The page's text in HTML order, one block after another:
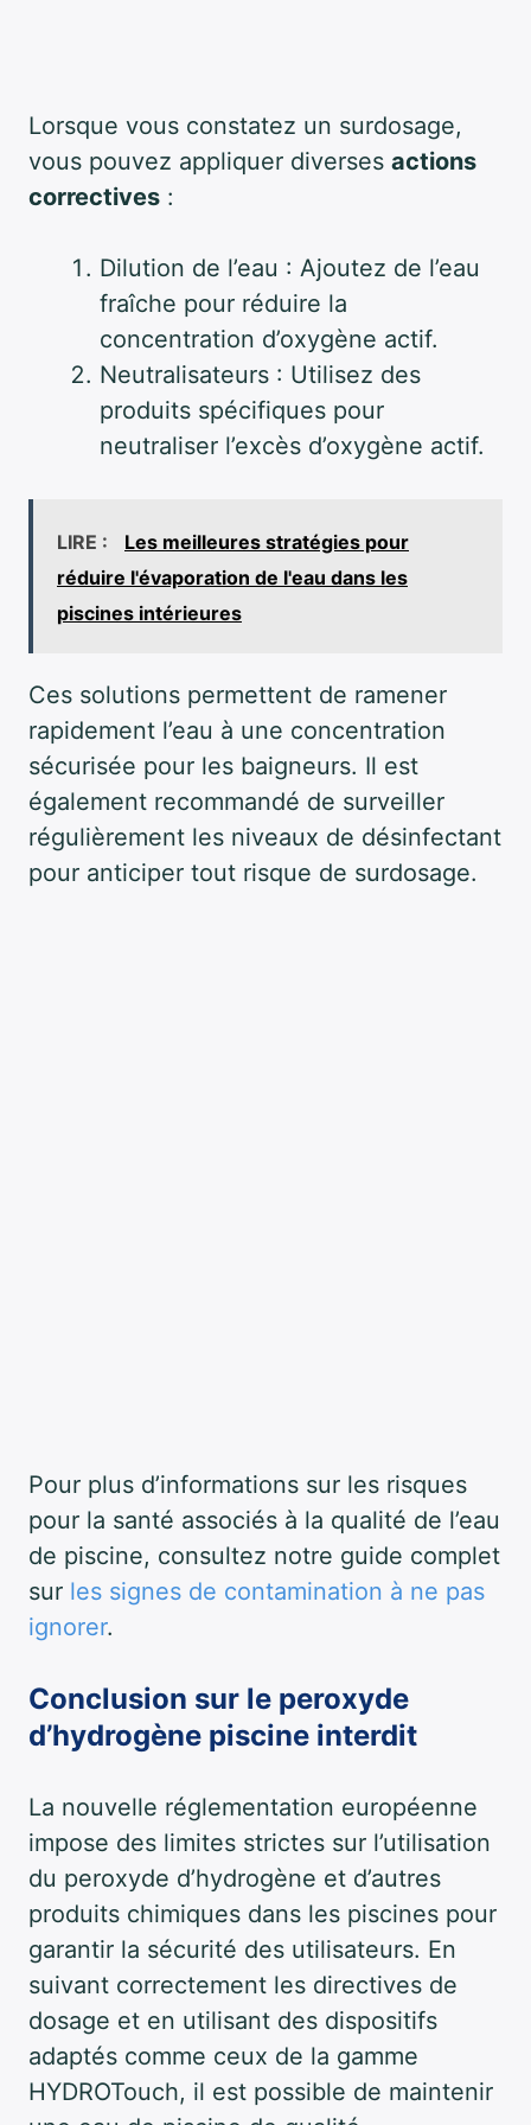
Lorsque vous constatez un surdosage,
vous pouvez appliquer diverses actions
correctives :
Dilution de l’eau : Ajoutez de l’eau
fraîche pour réduire la
concentration d’oxygène actif.
Neutralisateurs : Utilisez des
produits spécifiques pour
neutraliser l’excès d’oxygène actif.
LIRE :
Les meilleures stratégies pour
réduire l'évaporation de l'eau dans les
piscines intérieures
Ces solutions permettent de ramener
rapidement l’eau à une concentration
sécurisée pour les baigneurs. Il est
également recommandé de surveiller
régulièrement les niveaux de désinfectant
pour anticiper tout risque de surdosage.
Pour plus d’informations sur les risques
pour la santé associés à la qualité de l’eau
de piscine, consultez notre guide complet
sur les signes de contamination à ne pas
ignorer.
Conclusion sur le peroxyde
d’hydrogène piscine interdit
La nouvelle réglementation européenne
impose des limites strictes sur l’utilisation
du peroxyde d’hydrogène et d’autres
produits chimiques dans les piscines pour
garantir la sécurité des utilisateurs. En
suivant correctement les directives de
dosage et en utilisant des dispositifs
adaptés comme ceux de la gamme
HYDROTouch, il est possible de maintenir